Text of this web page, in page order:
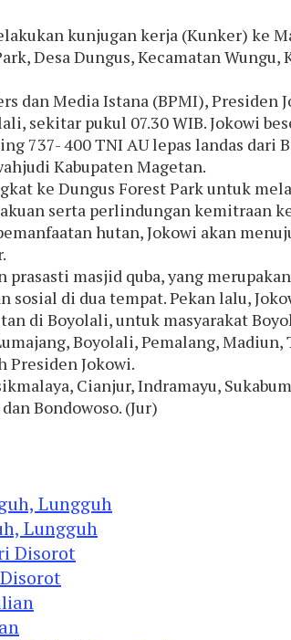
kunjugan kerja (Kunker) ke
Desa Dungus, Kecamatan
dan Media Istana (BPMI), Presiden
sekitar pukul 07.30 WIB. Jokowi
737- 400 TNI AU lepas landas dari
Kabupaten Magetan.
ke Dungus Forest Park untuk
serta perlindungan kemitraan
hutan, Jokowi akan
masjid quba, yang
di dua tempat. Pekan lalu,
di Boyolali, untuk masyarakat
Boyolali, Pemalang,
Presiden Jokowi.
Cianjur, Indramayu,
Bondowoso. (Jur)
Lungguh